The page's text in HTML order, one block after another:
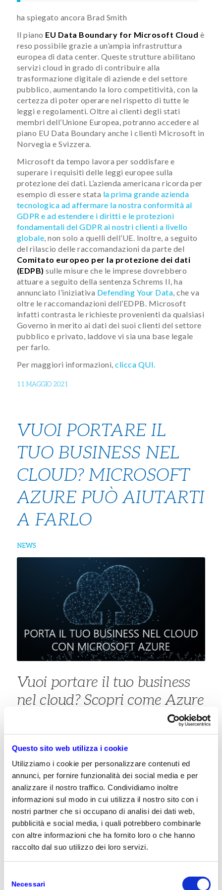
Questo sito web utilizza i cookie
Utilizziamo i cookie per personalizzare contenuti ed
annunci, per fornire funzionalità dei social media e per
analizzare il nostro traffico. Condividiamo inoltre
informazioni sul modo in cui utilizza il nostro sito con i
nostri partner che si occupano di analisi dei dati web,
pubblicità e social media, i quali potrebbero combinarle
con altre informazioni che ha fornito loro o che hanno
raccolto dal suo utilizzo dei loro servizi.
delNecessari
ha spiegato ancora Brad Smith
Il piano EU Data Boundary for Microsoft Cloud è
reso possibile grazie a un’ampia infrastruttura
europea di data center. Queste strutture abilitano
servizi cloud in grado di contribuire alla
trasformazione digitale di aziende e del settore
pubblico, aumentando la loro competitività, con la
certezza di poter operare nel rispetto di tutte le
leggi e regolamenti. Oltre ai clienti degli stati
membri dell’Unione Europea, potranno accedere al
piano EU Data Boundary anche i clienti Microsoft in
Norvegia e Svizzera.
Microsoft da tempo lavora per soddisfare e
superare i requisiti delle leggi europee sulla
protezione dei dati. L’azienda americana ricorda per
esempio di essere stata la prima grande azienda
tecnologica ad affermare la nostra conformità al
GDPR e ad estendere i diritti e le protezioni
fondamentali del GDPR ai nostri clienti a livello
globale, non solo a quelli dell’UE. Inoltre, a seguito
del rilascio delle raccomandazioni da parte del
Comitato europeo per la protezione dei dati
(EDPB) sulle misure che le imprese dovrebbero
attuare a seguito della sentenza Schrems II, ha
annunciato l’iniziativa Defending Your Data, che va
oltre le raccomandazioni dell’EDPB. Microsoft
infatti contrasta le richieste provenienti da qualsiasi
Governo in merito ai dati dei suoi clienti del settore
pubblico e privato, laddove vi sia una base legale
per farlo.
Per maggiori informazioni,clicca QUI.
11 MAGGIO 2021
VUOI PORTARE IL
TUO BUSINESS NEL
CLOUD? MICROSOFT
AZURE PUÒ AIUTARTI
A FARLO
NEWS
Vuoi portare il tuo business
nel cloud? Scopri come Azure
può aiutarti a trasformare le
tue idee in soluzioni grazie ad
una piattaforma affidabile e
in continua espansione.
Che cos’è Microsoft Azure?
Azure è lapiattaforma pubblica di cloud
computingdi Microsoft che consente l’erogazione
di più di 100 servizi, aggiornati periodicamente e
che aiuta le aziende di tutte le dimensioni ad
Quali sono i servizi di Microsoft Azure?